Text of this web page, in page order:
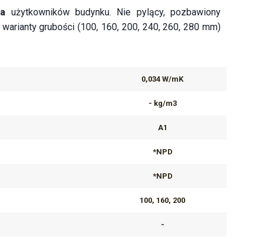
użytkowników budynku. Nie pylący, pozbawiony
grubości (100, 160, 200, 240, 260, 280 mm)
0,034 W/mK
- kg/m3
A1
*NPD
*NPD
100, 160, 200
-